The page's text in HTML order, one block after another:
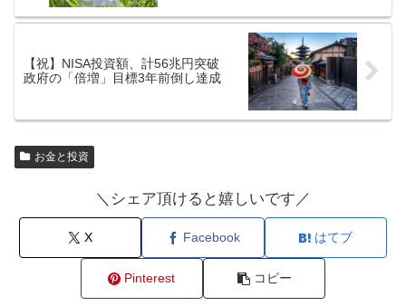
【祝】NISA投資額、計56兆円突破
政府の「倍増」目標3年前倒し達成
お金と投資
＼シェア頂けると嬉しいです／
X Facebook はてブ
Pinterest コピー